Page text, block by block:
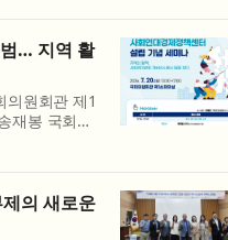
… 지역 활
의원회관 제1
재봉 국회의
치 혁신포
의 새로운